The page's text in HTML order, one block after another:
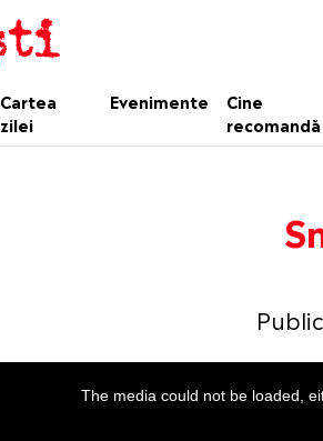
Cartea
zilei
Evenimente
Cine
recomandă
The media could not be loaded,